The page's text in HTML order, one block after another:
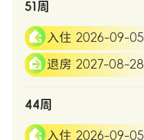
51周
入住 2026-09-05
退房 2027-08-28
44周
入住 2026-09-05